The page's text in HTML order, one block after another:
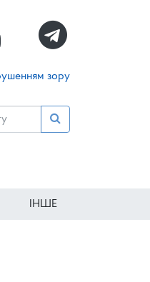
зору
ІНШЕ